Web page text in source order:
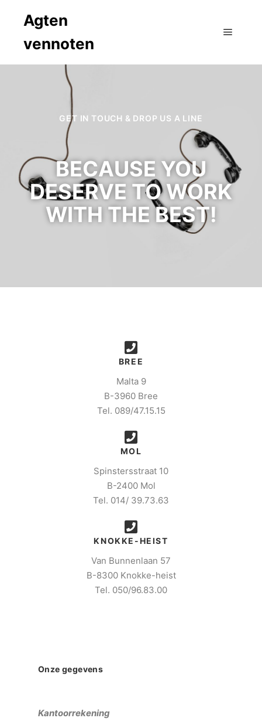
Agten
vennoten
GET IN TOUCH & DROP US A LINE
BECAUSE YOU
DESERVE TO WORK
WITH THE BEST!
BREE
Malta 9
B-3960 Bree
Tel. 089/47.15.15
MOL
Spinstersstraat 10
B-2400 Mol
Tel. 014/ 39.73.63
KNOKKE-HEIST
Van Bunnenlaan 57
B-8300 Knokke-heist
Tel. 050/96.83.00
Onze gegevens
Kantoorrekening